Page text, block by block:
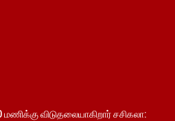
மணிக்கு விடுதலையாகிறார் சசிகலா: